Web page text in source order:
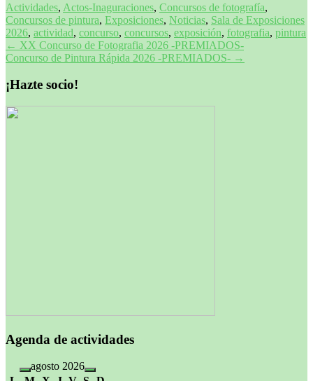
Actividades, Actos-Inaguraciones, Concursos de fotografía,
Concursos de pintura, Exposiciones, Noticias, Sala de Exposiciones
2026, actividad, concurso, concursos, exposición, fotografia, pintura
Navegación
de
entradas
← XX Concurso de Fotografia 2026 -PREMIADOS-
Concurso de Pintura Rápida 2026 -PREMIADOS- →
¡Hazte socio!
Agenda de actividades
agosto 2026